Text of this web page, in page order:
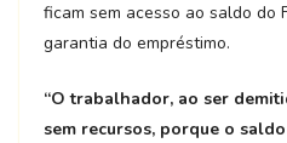
ficam sem acesso ao saldo do
garantia do empréstimo.
“O trabalhador, ao ser
sem recursos, porque o